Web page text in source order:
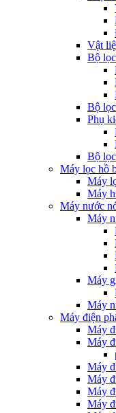
Vật
Bộ
Bộ
Phụ
Bộ
Máy lọc hồ
Máy
Máy
Máy nước
Máy
Máy
Máy
Máy điện
Máy
Máy
Máy
Máy
Máy
Máy